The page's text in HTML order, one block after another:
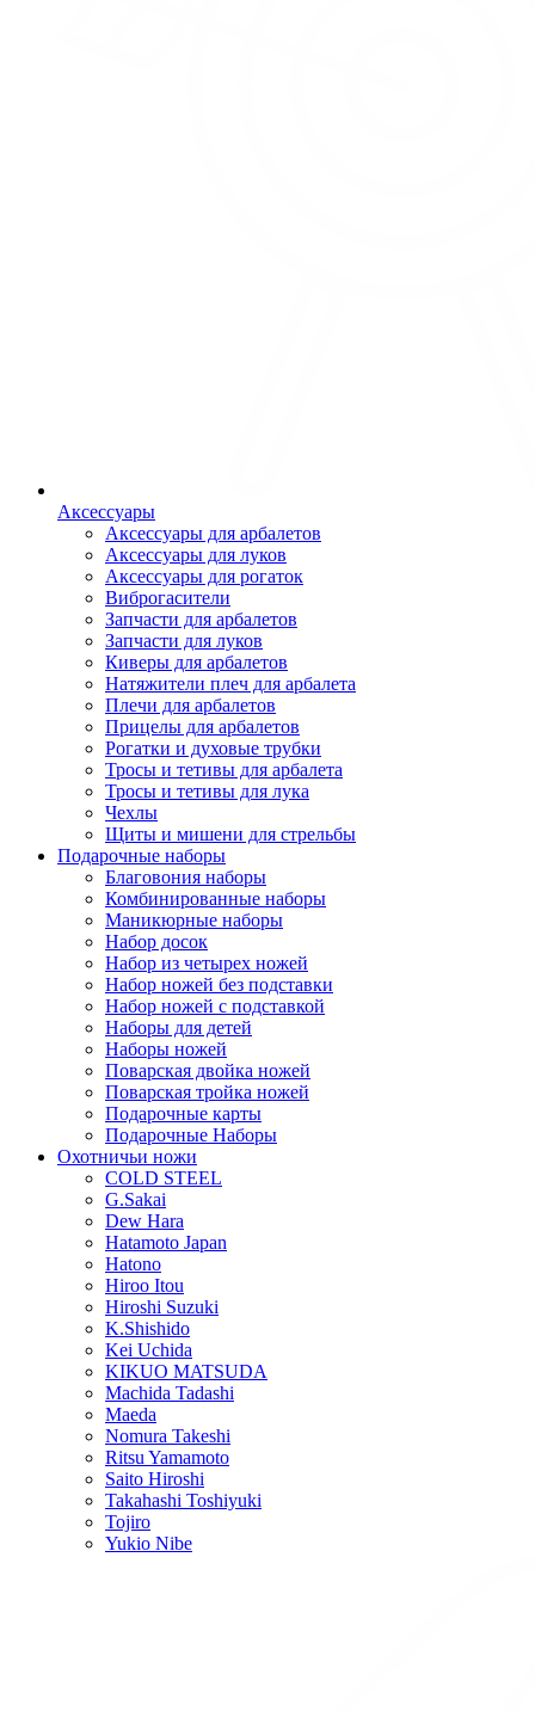
Аксессуары
Аксессуары для арбалетов
Аксессуары для луков
Аксессуары для рогаток
Виброгасители
Запчасти для арбалетов
Запчасти для луков
Киверы для арбалетов
Натяжители плеч для арбалета
Плечи для арбалетов
Прицелы для арбалетов
Рогатки и духовые трубки
Тросы и тетивы для арбалета
Тросы и тетивы для лука
Чехлы
Щиты и мишени для стрельбы
Подарочные наборы
Благовония наборы
Комбинированные наборы
Маникюрные наборы
Набор досок
Набор из четырех ножей
Набор ножей без подставки
Набор ножей с подставкой
Наборы для детей
Наборы ножей
Поварская двойка ножей
Поварская тройка ножей
Подарочные карты
Подарочные Наборы
Охотничьи ножи
COLD STEEL
G.Sakai
Dew Hara
Hatamoto Japan
Hatono
Hiroo Itou
Hiroshi Suzuki
K.Shishido
Kei Uchida
KIKUO MATSUDA
Machida Tadashi
Maeda
Nomura Takeshi
Ritsu Yamamoto
Saito Hiroshi
Takahashi Toshiyuki
Tojiro
Yukio Nibe